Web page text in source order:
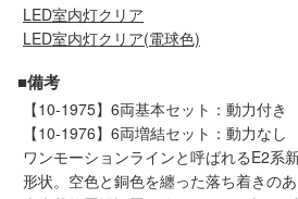
ヘルプページ
お問い合せ
ログイン/マイページ
お気に入りリスト
LED室内灯クリア
LED室内灯クリア(電球色)
■備考
【10-1975】6両基本セット：動力付き
【10-1976】6両増結セット：動力なし
ワンモーションラインと呼ばれるE2系
形状。空色と銅色を纏った落ち着きの